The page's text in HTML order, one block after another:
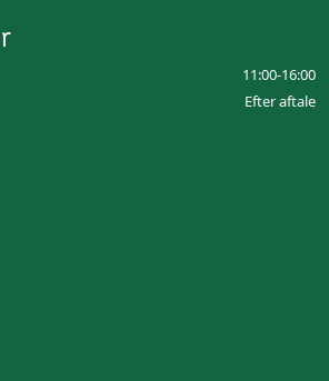
11:00-16:00
Efter aftale